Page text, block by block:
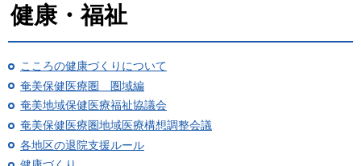
健康・福祉
こころの健康づくりについて
奄美保健医療圏 圏域編
奄美地域保健医療福祉協議会
奄美保健医療圏地域医療構想調整会議
各地区の退院支援ルール